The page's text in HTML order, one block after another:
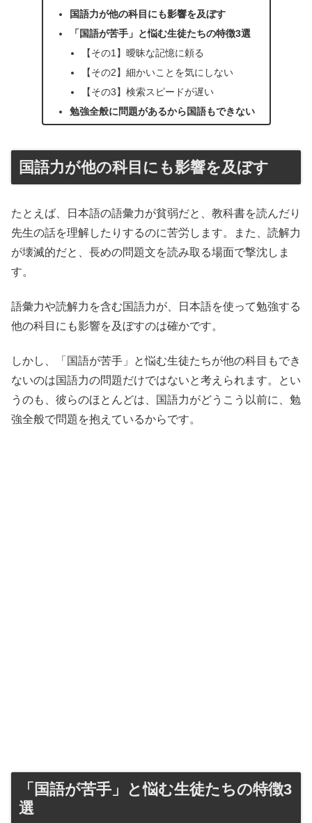
国語力が他の科目にも影響を及ぼす
「国語が苦手」と悩む生徒たちの特徴3選
【その1】曖昧な記憶に頼る
【その2】細かいことを気にしない
【その3】検索スピードが遅い
勉強全般に問題があるから国語もできない
国語力が他の科目にも影響を及ぼす
たとえば、日本語の語彙力が貧弱だと、教科書を読んだり
先生の話を理解したりするのに苦労します。また、読解力
が壊滅的だと、長めの問題文を読み取る場面で撃沈しま
す。
語彙力や読解力を含む国語力が、日本語を使って勉強する
他の科目にも影響を及ぼすのは確かです。
しかし、「国語が苦手」と悩む生徒たちが他の科目もでき
ないのは国語力の問題だけではないと考えられます。とい
うのも、彼らのほとんどは、国語力がどうこう以前に、勉
強全般で問題を抱えているからです。
「国語が苦手」と悩む生徒たちの特徴3
選